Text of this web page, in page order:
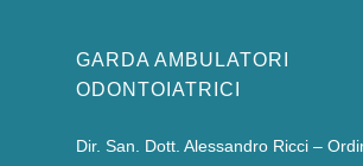
GARDA AMBULATORI
ODONTOIATRICI
Dir. San. Dott. Alessandro Ricci –